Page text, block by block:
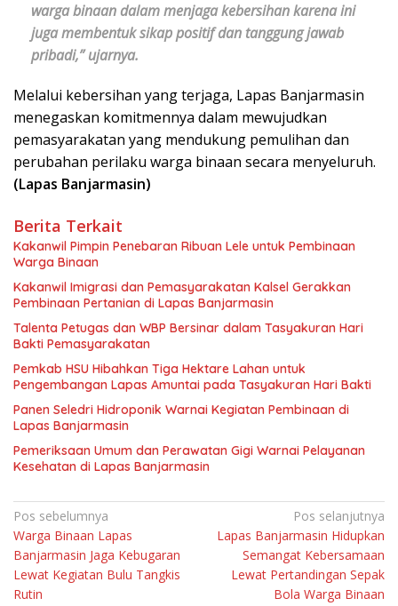
warga binaan dalam menjaga kebersihan karena ini
juga membentuk sikap positif dan tanggung jawab
pribadi,” ujarnya.
Melalui kebersihan yang terjaga, Lapas Banjarmasin
menegaskan komitmennya dalam mewujudkan
pemasyarakatan yang mendukung pemulihan dan
perubahan perilaku warga binaan secara menyeluruh.
(Lapas Banjarmasin)
Berita Terkait
Kakanwil Pimpin Penebaran Ribuan Lele untuk Pembinaan
Warga Binaan
Kakanwil Imigrasi dan Pemasyarakatan Kalsel Gerakkan
Pembinaan Pertanian di Lapas Banjarmasin
Talenta Petugas dan WBP Bersinar dalam Tasyakuran Hari
Bakti Pemasyarakatan
Pemkab HSU Hibahkan Tiga Hektare Lahan untuk
Pengembangan Lapas Amuntai pada Tasyakuran Hari Bakti
Panen Seledri Hidroponik Warnai Kegiatan Pembinaan di
Lapas Banjarmasin
Pemeriksaan Umum dan Perawatan Gigi Warnai Pelayanan
Kesehatan di Lapas Banjarmasin
Navigasi
pos
Pos sebelumnya
Warga Binaan Lapas
Banjarmasin Jaga Kebugaran
Lewat Kegiatan Bulu Tangkis
Rutin
Pos selanjutnya
Lapas Banjarmasin Hidupkan
Semangat Kebersamaan
Lewat Pertandingan Sepak
Bola Warga Binaan